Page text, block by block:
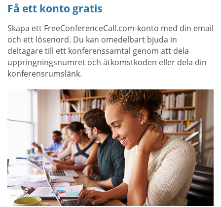
Få ett konto gratis
Skapa ett FreeConferenceCall.com-konto med din email
och ett lösenord. Du kan omedelbart bjuda in
deltagare till ett konferenssamtal genom att dela
uppringningsnumret och åtkomstkoden eller dela din
konferensrumslänk.